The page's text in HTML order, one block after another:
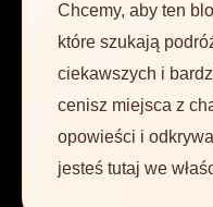
Chcemy, aby ten
które szukają
ciekawszych i
cenisz miejsca z
opowieści i
jesteś tutaj we